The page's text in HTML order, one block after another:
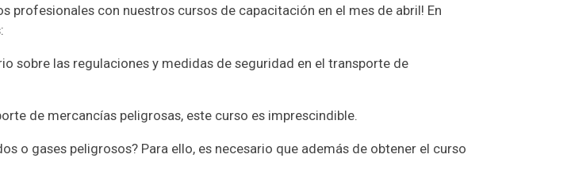
profesionales con nuestros cursos de capacitación en el mes de abril! En
sobre las regulaciones y medidas de seguridad en el transporte de
de mercancías peligrosas, este curso es imprescindible.
o gases peligrosos? Para ello, es necesario que además de obtener el curso